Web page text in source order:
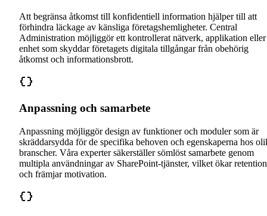
Att begränsa åtkomst till konfidentiell information hjälper till att
förhindra läckage av känsliga företagshemligheter. Central
Administration möjliggör ett kontrollerat nätverk, applikation eller
enhet som skyddar företagets digitala tillgångar från obehörig
åtkomst och informationsbrott.
Anpassning och samarbete
Anpassning möjliggör design av funktioner och moduler som är
skräddarsydda för de specifika behoven och egenskaperna hos
branscher. Våra experter säkerställer sömlöst samarbete genom
multipla användningar av SharePoint-tjänster, vilket ökar retention
och främjar motivation.